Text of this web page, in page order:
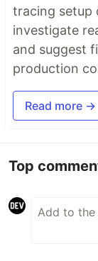
tracing setup
investigate
and suggest
production
Read more →
Top